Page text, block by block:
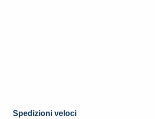
Spedizioni veloci